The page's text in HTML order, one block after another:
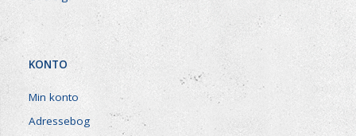
KONTO
Min konto
Adressebog